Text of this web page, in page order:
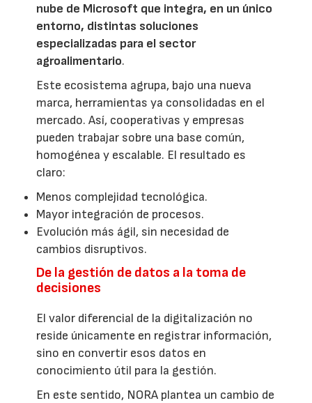
nube de Microsoft que integra, en un único
entorno, distintas soluciones
especializadas para el sector
agroalimentario.
Este ecosistema agrupa, bajo una nueva
marca, herramientas ya consolidadas en el
mercado. Así, cooperativas y empresas
pueden trabajar sobre una base común,
homogénea y escalable. El resultado es
claro:
Menos complejidad tecnológica.
Mayor integración de procesos.
Evolución más ágil, sin necesidad de
cambios disruptivos.
De la gestión de datos a la toma de
decisiones
El valor diferencial de la digitalización no
reside únicamente en registrar información,
sino en convertir esos datos en
conocimiento útil para la gestión.
En este sentido, NORA plantea un cambio de